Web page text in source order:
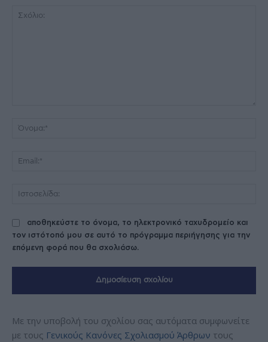
αποθηκεύστε το όνομα, το ηλεκτρονικό ταχυδρομείο και
τον ιστότοπό μου σε αυτό το πρόγραμμα περιήγησης για την
επόμενη φορά που θα σχολιάσω.
Με την υποβολή του σχολίου σας αυτόματα συμφωνείτε
με τους Γενικούς Κανόνες Σχολιασμού Άρθρων τους